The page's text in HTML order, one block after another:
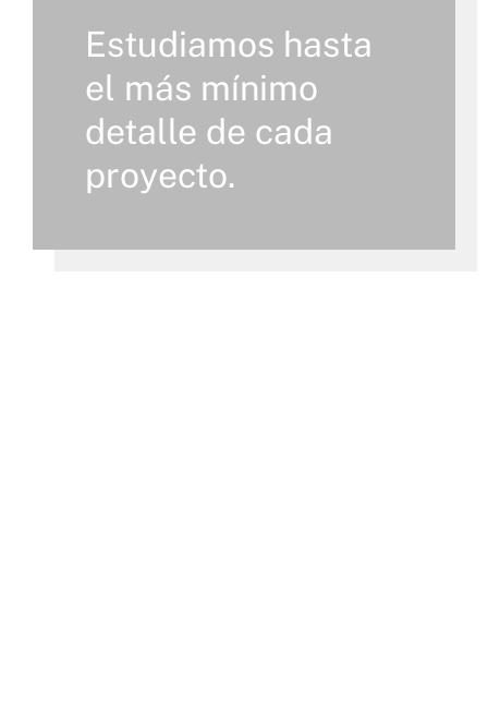
Estudiamos hasta
el más mínimo
detalle de cada
proyecto.